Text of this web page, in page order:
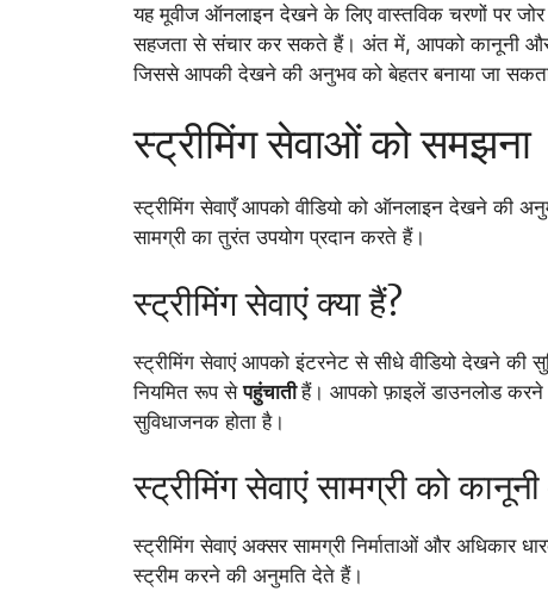
यह मूवीज ऑनलाइन देखने के लिए वास्तविक चरणों पर
सहजता से संचार कर सकते हैं। अंत में, आपको कानूनी और
जिससे आपकी देखने की अनुभव को बेहतर बनाया जा
स्ट्रीमिंग सेवाओं को समझना
स्ट्रीमिंग सेवाएँ आपको वीडियो को ऑनलाइन देखने की
सामग्री का तुरंत उपयोग प्रदान करते हैं।
स्ट्रीमिंग सेवाएं क्या हैं?
स्ट्रीमिंग सेवाएं आपको इंटरनेट से सीधे वीडियो देखने की
नियमित रूप सेपहुंचातीहैं। आपको फ़ाइलें डाउनलोड करने
सुविधाजनक होता है।
स्ट्रीमिंग सेवाएं सामग्री को
स्ट्रीमिंग सेवाएं अक्सर सामग्री निर्माताओं और अधिकार
स्ट्रीम करने की अनुमति देते हैं।